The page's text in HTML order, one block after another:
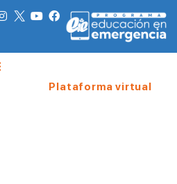
Plataforma virtual